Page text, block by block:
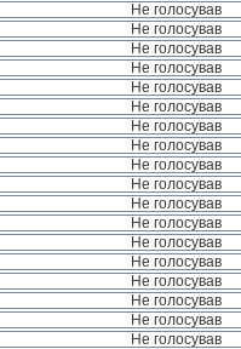
Не голосував
Не голосував
Не голосував
Не голосував
Не голосував
Не голосував
Не голосував
Не голосував
Не голосував
Не голосував
Не голосував
Не голосував
Не голосував
Не голосував
Не голосував
Не голосував
Не голосував
Не голосував